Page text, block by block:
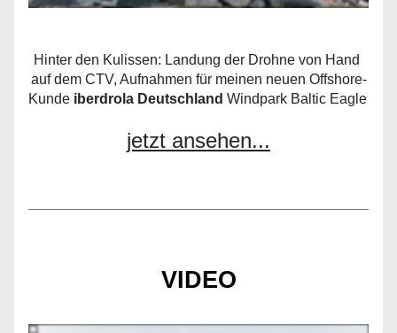
Hinter den Kulissen: Landung der Drohne von Hand
auf dem CTV, Aufnahmen für meinen neuen Offshore-
Kunde iberdrola Deutschland
jetzt ansehen...
VIDEO